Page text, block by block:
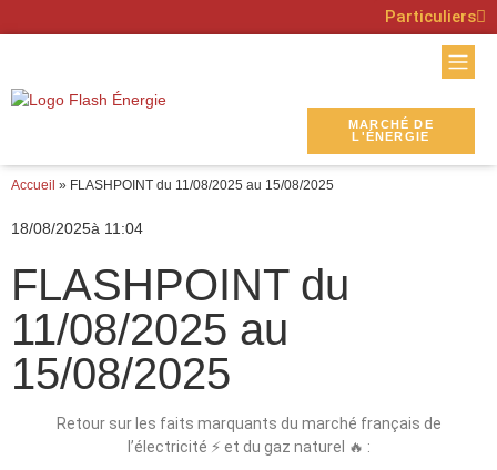
Particuliers
MARCHÉ DE
L'ÉNERGIE
Accueil » FLASHPOINT du 11/08/2025 au 15/08/2025
18/08/2025à 11:04
FLASHPOINT du
11/08/2025 au
15/08/2025
Retour sur les faits marquants du marché français de
l’électricité ⚡ et du gaz naturel 🔥 :